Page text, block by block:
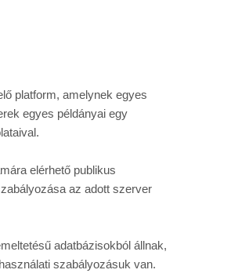
platform, amelynek egyes
egyes példányai egy
elérhető publikus
az adott szerver
adatbázisokból állnak,
szabályozásuk van.